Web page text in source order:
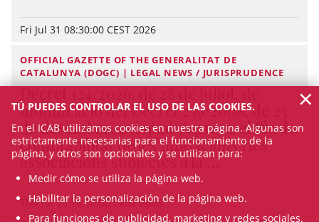
Fri Jul 31 08:30:00 CEST 2026
OFFICIAL GAZETTE OF THE GENERALITAT DE
CATALUNYA (DOGC) | LEGAL NEWS / JURISPRUDENCE
Decret 124/2026, de 28 de juliol, de
modificació del Decret 259/2008, de 23
de desembre, pel qual s'aprova el Pla de
comptabilitat de les fundacions i les
associacions subjectes a la ...
Thu Jul 30 10:38:00 CEST 2026
TÚ PUEDES CONTROLAR EL USO DE LAS COOKIES.
En el ICAB utilizamos cookies en nuestra página. Algunas son
estrictamente necesarias para el funcionamiento de la
página, y otros son opcionales y se utilizan para:
Medir cómo se utiliza la página web.
Habilitar la personalización de la página web.
Para funciones de publicidad, marketing y redes sociales.
×